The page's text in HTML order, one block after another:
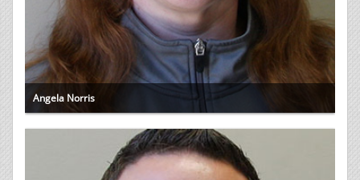
Angela Norris